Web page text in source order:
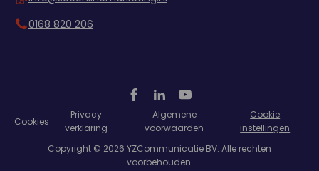
0168 820 206
Cookies
Privacy
verklaring
Algemene
voorwaarden
Cookie
instellingen
Copyright © 2026 YZCommunicatie BV. Alle rechten
voorbehouden.